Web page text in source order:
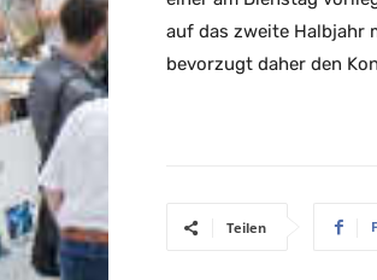
auf das zweite Halbjahr
bevorzugt daher den
Teilen